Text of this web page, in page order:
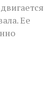
Ее